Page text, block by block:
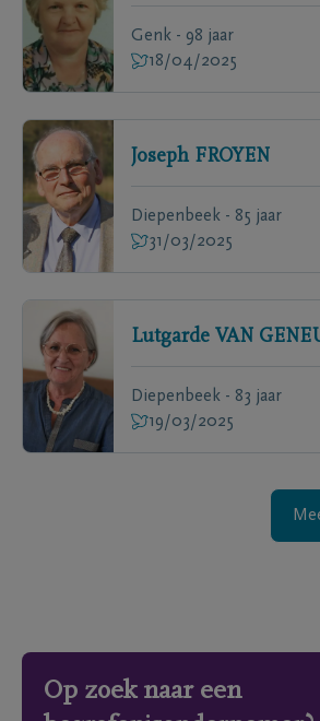
Genk - 98 jaar
18/04/2025
Joseph FROYEN
Diepenbeek - 85 jaar
31/03/2025
Lutgarde VAN
Diepenbeek - 83 jaar
19/03/2025
Op zoek naar een